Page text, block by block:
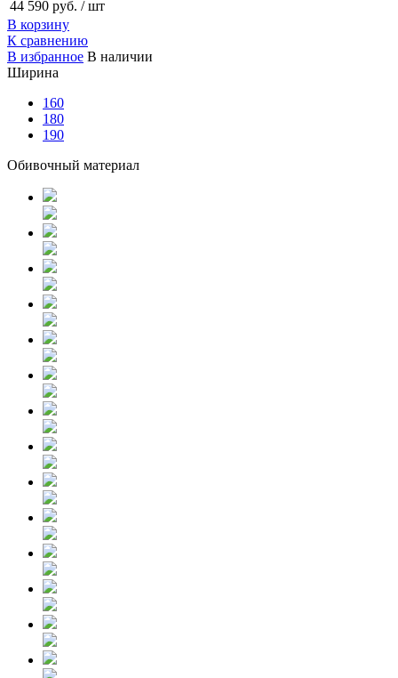
44 590 руб. / шт
В корзину
К сравнению
В избранное В наличии
Ширина
160
180
190
Обивочный материал